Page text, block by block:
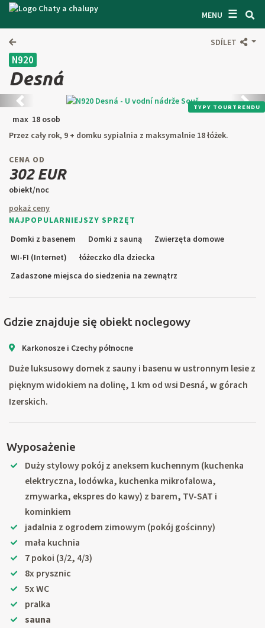
MENU ☰
WYSZUKIWARKA CZATÓW
OGÓLNE WARUNKI
ŁĄCZNOŚĆ
WEJŚCIE WŁAŚCICIELA
SZUKAJ W TEKŚCIE
CZ SK EN
DE
PL
SDÍLET
N920
Desná
Předchozí TYPY TOURTRENDU
max 18 osob
Przez cały rok, 9 + domku sypialnia z maksymalnie 18 łóżek.
CENA OD
302 EUR
obiekt/noc
pokaż ceny
NAJPOPULARNIEJSZY SPRZĘT
Domki z basenem
Domki z sauną
Zwierzęta domowe
WI-FI (Internet)
łóżeczko dla dziecka
Zadaszone miejsca do siedzenia na zewnątrz
Gdzie znajduje się obiekt noclegowy
Karkonosze i Czechy północne
Duże luksusowy domek z sauny i basenu w ustronnym lesie z
pięknym widokiem na dolinę, 1 km od wsi Desná, w górach
Izerskich.
Wyposażenie
Duży stylowy pokój z aneksem kuchennym (kuchenka
elektryczna, lodówka, kuchenka mikrofalowa,
zmywarka, ekspres do kawy) z barem, TV-SAT i
kominkiem
jadalnia z ogrodem zimowym (pokój gościnny)
mała kuchnia
7 pokoi (3/2, 4/3)
8x prysznic
5x WC
pralka
sauna